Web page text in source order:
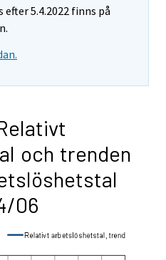
5.4.2022 finns på
och trenden
06